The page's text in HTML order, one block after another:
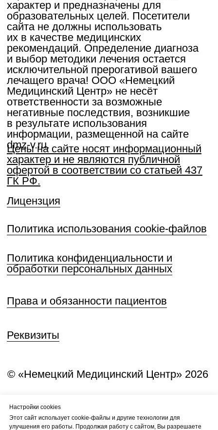
Настройки cookies
Этот сайт использует cookie-файлы и другие технологии для
улучшения его работы. Продолжая работу с сайтом, Вы разрешаете